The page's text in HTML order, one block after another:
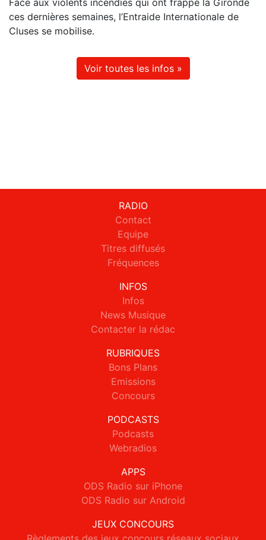
ces dernières semaines, l’Entraide Internationale de
Cluses se mobilise.
Voir toutes les infos »
RADIO
Contact
Equipe
Titres diffusés
Fréquences
INFOS
Infos
News Musique
Contacter la rédac
RUBRIQUES
Bons Plans
Emissions
Concours
PODCASTS
Podcasts
Webradios
APPS
ODS Radio sur iPhone
ODS Radio sur Android
JEUX CONCOURS